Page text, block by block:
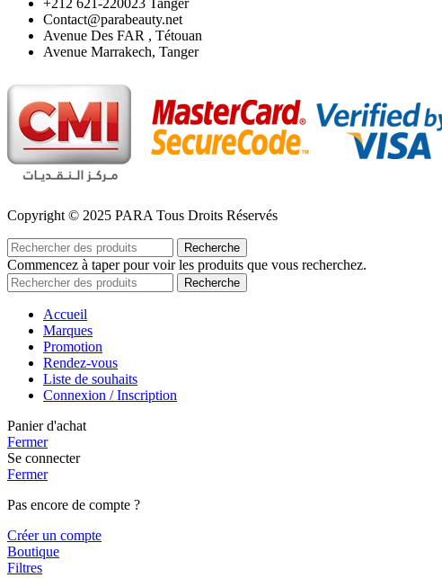
‪+212 621-220023 Tanger
Contact@parabeauty.net
Avenue Des FAR , Tétouan
Avenue Marrakech, Tanger
Copyright © 2025 PARA Tous Droits Réservés
Recherche
Commencez à taper pour voir les produits que vous recherchez.
Recherche
Accueil
Marques
Promotion
Rendez-vous
Liste de souhaits
Connexion / Inscription
Panier d'achat
Fermer
Se connecter
Fermer
Pas encore de compte ?
Créer un compte
Boutique
Filtres